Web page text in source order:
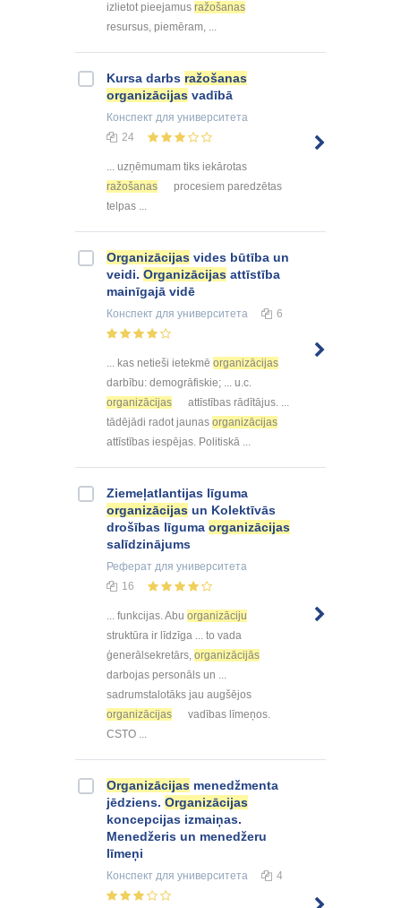
izlietot pieejamus ražošanas
resursus, piemēram, ...
Kursa darbs ražošanas
organizācijas vadībā
Конспект для университета
24
... uzņēmumam tiks iekārotas
ražošanas
procesiem paredzētas
telpas ...
Organizācijas vides būtība un
veidi. Organizācijas attīstība
mainīgajā vidē
Конспект для университета 6
... kas netieši ietekmē organizācijas
darbību: demogrāfiskie; ... u.c.
organizācijas
attīstības rādītājus. ...
tādējādi radot jaunas organizācijas
attīstības iespējas. Politiskā ...
Ziemeļatlantijas līguma
organizācijas un Kolektīvās
drošības līguma organizācijas
salīdzinājums
Реферат для университета
16
... funkcijas. Abu organizāciju
struktūra ir līdzīga ... to vada
ģenerālsekretārs, organizācijās
darbojas personāls un ...
sadrumstalotāks jau augšējos
organizācijas
vadības līmeņos.
CSTO ...
Organizācijas menedžmenta
jēdziens. Organizācijas
koncepcijas izmaiņas.
Menedžeris un menedžeru
līmeņi
Конспект для университета 4